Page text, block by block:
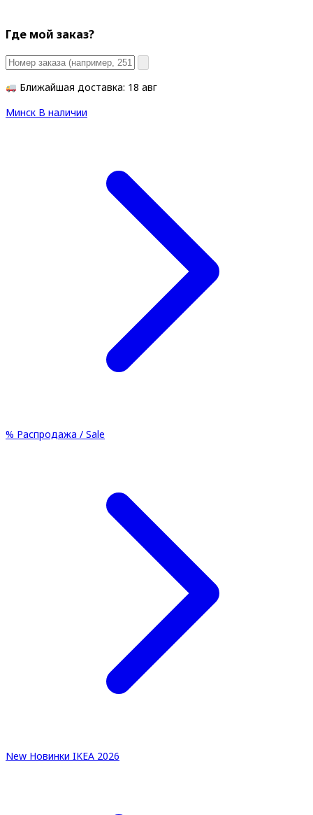
Где мой заказ?
Ближайшая доставка: 18 авг
Минск В наличии
% Распродажа / Sale
New Новинки IKEA 2026